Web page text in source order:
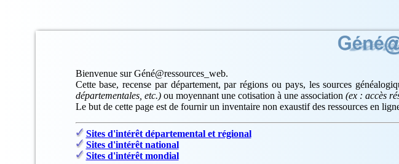
Bienvenue sur Géné@ressources_web.
Cette base, recense par département, par régions ou pays, les sources
départementales, etc.)ou moyennant une cotisation à une association (ex : accès
Le but de cette page est de fournir un inventaire non exaustif des ressources en
Sites d'intérêt départemental et régional
Sites d'intérêt national
Sites d'intérêt mondial